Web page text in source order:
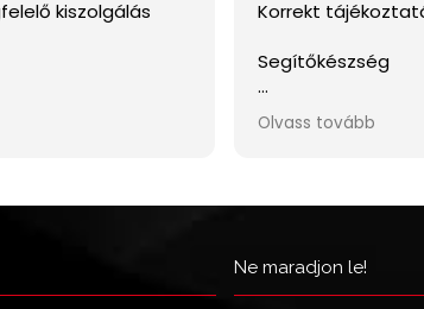
Ne maradjon le!